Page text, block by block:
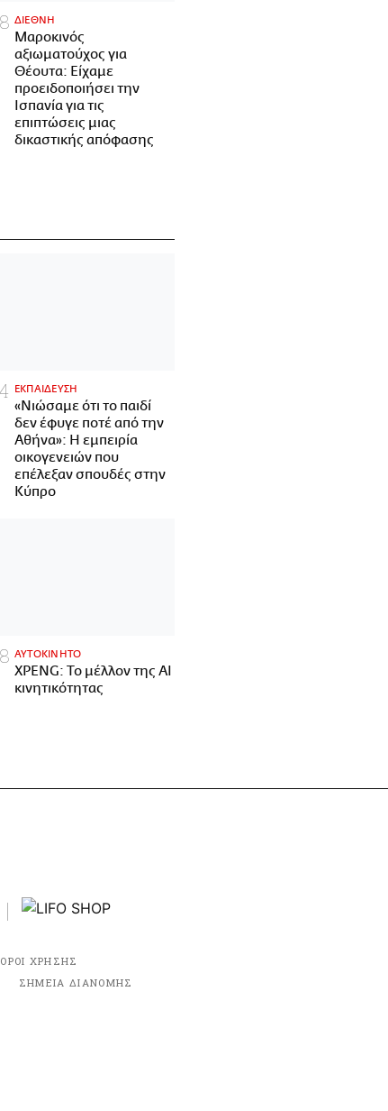
ΔΙΕΘΝΗ
Μαροκινός
αξιωματούχος για
Θέουτα: Είχαμε
προειδοποιήσει την
Ισπανία για τις
επιπτώσεις μιας
δικαστικής απόφασης
ΕΚΠΑΙΔΕΥΣΗ
«Νιώσαμε ότι το παιδί
δεν έφυγε ποτέ από την
Αθήνα»: Η εμπειρία
οικογενειών που
επέλεξαν σπουδές στην
Κύπρο
ΑΥΤΟΚΙΝΗΤΟ
XPENG: Το μέλλον της AI
κινητικότητας
ΟΡΟΙ ΧΡΗΣΗΣ
ΣΗΜΕΙΑ ΔΙΑΝΟΜΗΣ